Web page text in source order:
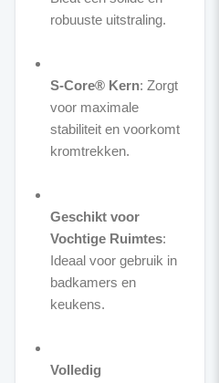
robuuste uitstraling.
S-Core® Kern: Zorgt
voor maximale
stabiliteit en voorkomt
kromtrekken.
Geschikt voor
Vochtige Ruimtes:
Ideaal voor gebruik in
badkamers en
keukens.
Volledig